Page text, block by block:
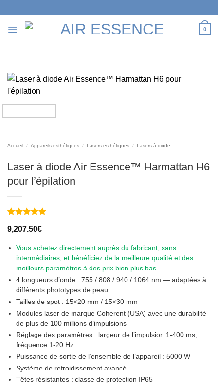
contenu
0
Accueil / Appareils esthétiques / Lasers esthétiques / Lasers à diode
Laser à diode Air Essence™ Harmattan H6
pour l’épilation
5 basé sur
client
9,207.50€
Vous achetez directement auprès du fabricant, sans
intermédiaires, et bénéficiez de la meilleure qualité et des
meilleurs paramètres à des prix bien plus bas
4 longueurs d’onde : 755 / 808 / 940 / 1064 nm — adaptées à
différents phototypes de peau
Tailles de spot : 15×20 mm / 15×30 mm
Modules laser de marque Coherent (USA) avec unedurabilité
de plus de 100 millions d’impulsions
Réglage des paramètres : largeur de l’impulsion 1-400 ms,
fréquence 1-20 Hz
Puissance de sortie de l’ensemble de l’appareil : 5000 W
Système de refroidissement avancé
Têtes résistantes : classe de protection IP65